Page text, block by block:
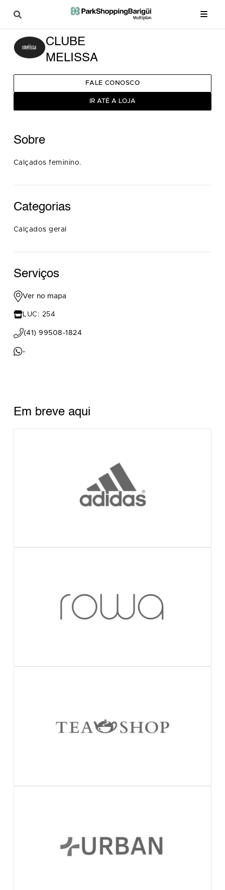
CLUBE
MELISSA
FALE CONOSCO
IR ATÉ A LOJA
Sobre
Calçados feminino.
Categorias
Calçados geral
Serviços
Ver no mapa
LUC: 254
(41) 99508-1824
-
Em breve aqui